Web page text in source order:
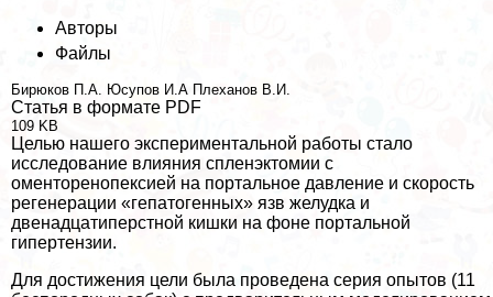
Авторы
Файлы
Бирюков П.А. Юсупов И.А Плеханов В.И.
Статья в формате PDF
109 KB
Целью нашего экспериментальной работы стало
исследование влияния спленэктомии с
оменторенопексией на портальное давление и скорость
регенерации «гепатогенных» язв желудка и
двенадцатиперстной кишки на фоне портальной
гипертензии.
Для достижения цели была проведена серия опытов (11